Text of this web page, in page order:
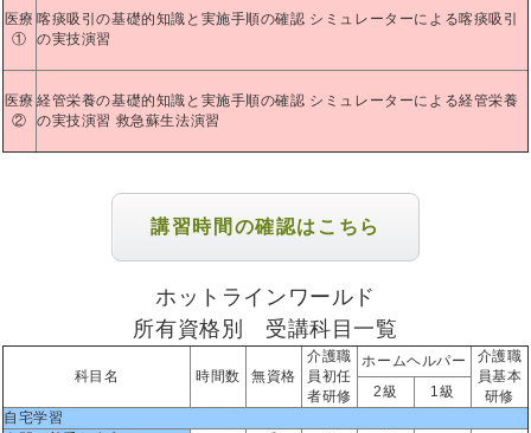
医療
①
喀痰吸引の基礎的知識と実施手順の確認 シミュレーターによる喀痰吸引
の実技演習
医療
②
経管栄養の基礎的知識と実施手順の確認 シミュレーターによる経管栄養
の実技演習 救急蘇生法演習
講習時間の確認はこちら
ホットラインワールド
所有資格別 受講科目一覧
科目名 時間数 無資格
介護職
員初任
者研修
ホームヘルパー
介護職
員基本
研修
2級
1級
自宅学習